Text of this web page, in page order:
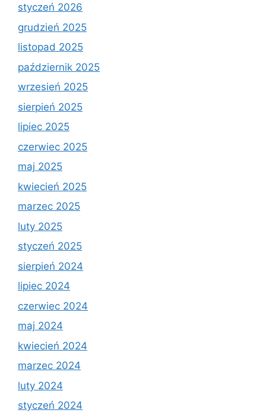
styczeń 2026
grudzień 2025
listopad 2025
październik 2025
wrzesień 2025
sierpień 2025
lipiec 2025
czerwiec 2025
maj 2025
kwiecień 2025
marzec 2025
luty 2025
styczeń 2025
sierpień 2024
lipiec 2024
czerwiec 2024
maj 2024
kwiecień 2024
marzec 2024
luty 2024
styczeń 2024